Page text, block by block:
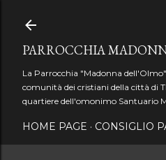
PARROCCHIA
La Parrocchia "Madonna
comunità dei cristiani della città di
quartiere dell'omonimo Santuario
HOME PAGE CONSIGLIO